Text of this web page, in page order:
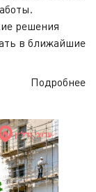
решения
в ближайшие
Подробнее